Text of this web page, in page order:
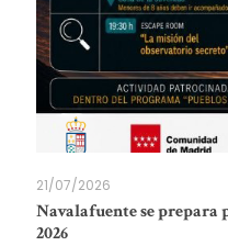
21/07/2026
Navalafuente se prepara
2026